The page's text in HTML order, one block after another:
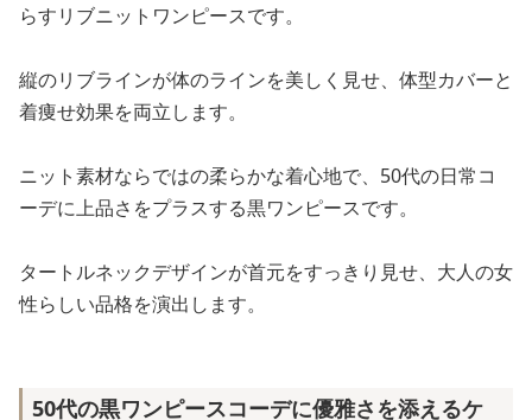
らすリブニットワンピースです。
縦のリブラインが体のラインを美しく見せ、体型カバーと
着痩せ効果を両立します。
ニット素材ならではの柔らかな着心地で、50代の日常コ
ーデに上品さをプラスする黒ワンピースです。
タートルネックデザインが首元をすっきり見せ、大人の女
性らしい品格を演出します。
50代の黒ワンピースコーデに優雅さを添えるケ